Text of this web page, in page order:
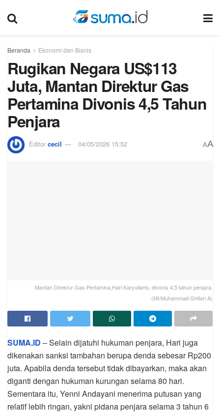
Beranda Ekonomi dan Bisnis
Rugikan Negara US$113
Juta, Mantan Direktur Gas
Pertamina Divonis 4,5 Tahun
Penjara
Editor cecil 04/05/2026 15:52 AA
Mantan Direktur Gas Pertamina,Hari Karyuliarto, divonis 4,5 tahun penjara.
(MI/Muhammad Ghifari A)
SUMA.ID – Selain dijatuhi hukuman penjara, Hari juga
dikenakan sanksi tambahan berupa denda sebesar Rp200
juta. Apabila denda tersebut tidak dibayarkan, maka akan
diganti dengan hukuman kurungan selama 80 hari.
Sementara itu, Yenni Andayani menerima putusan yang
relatif lebih ringan, yakni pidana penjara selama 3 tahun 6